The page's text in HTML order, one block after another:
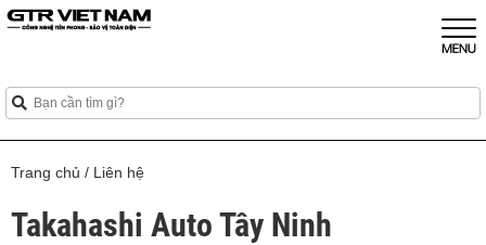
Trang chủ / Liên hệ
Takahashi Auto Tây Ninh